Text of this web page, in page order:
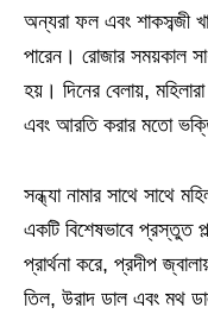
অন্যরা ফল এবং শাকসব্জী
পারেন। রোজার সময়কাল
হয়। দিনের বেলায়,
এবং আরতি করার মতো
সন্ধ্যা নামার সাথে সাথে
একটি বিশেষভাবে প্রস্তুত
প্রার্থনা করে, প্রদীপ
তিল, উরাদ ডাল এবং মথ